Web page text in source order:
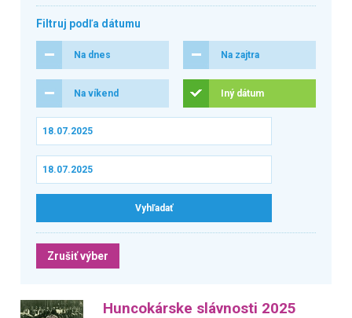
Filtruj podľa dátumu
Na dnes Na zajtra
Na víkend Iný dátum
Zrušiť výber
Huncokárske slávnosti 2025